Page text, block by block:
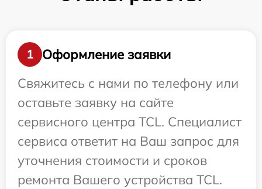
1
Оформление заявки
Свяжитесь с нами по телефону или
оставьте заявку на сайте
сервисного центра TCL. Специалист
сервиса ответит на Ваш запрос для
уточнения стоимости и сроков
ремонта Вашего устройства TCL.